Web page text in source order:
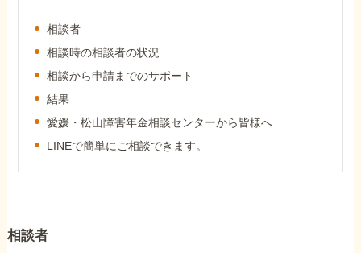
ホーム
障害年金の基礎知識
障害年金の金額
相談者
相談時の相談者の状況
相談から申請までのサポート
結果
愛媛・松山障害年金相談センターから皆様へ
LINEで簡単にご相談できます。
相談者